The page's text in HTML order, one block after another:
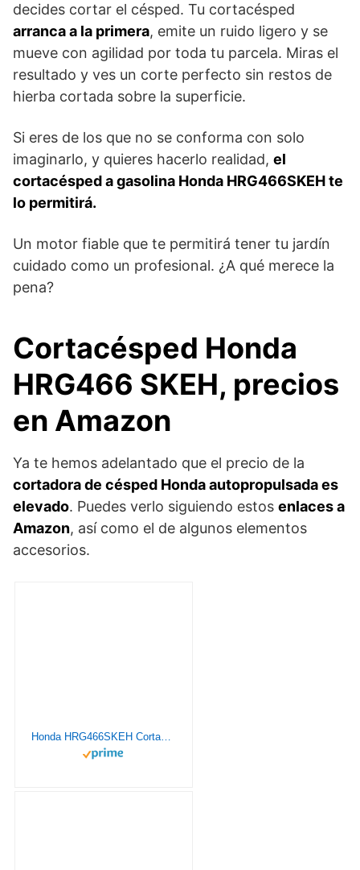
decides cortar el césped. Tu cortacésped
arranca a la primera, emite un ruido ligero y se
mueve con agilidad por toda tu parcela. Miras el
resultado y ves un corte perfecto sin restos de
hierba cortada sobre la superficie.
Si eres de los que no se conforma con solo
imaginarlo, y quieres hacerlo realidad, el
cortacésped a gasolina Honda HRG466SKEH te
lo permitirá.
Un motor fiable que te permitirá tener tu jardín
cuidado como un profesional. ¿A qué merece la
pena?
Cortacésped Honda
HRG466 SKEH, precios
en Amazon
Ya te hemos adelantado que el precio de la
cortadora de césped Honda autopropulsada es
elevado. Puedes verlo siguiendo estos enlaces a
Amazon, así como el de algunos elementos
accesorios.
Honda HRG466SKEH Cortacésped rotativo autopropulsado de cuatro ruedas de 18 pulgadas (nuevo modelo de motor 2020)